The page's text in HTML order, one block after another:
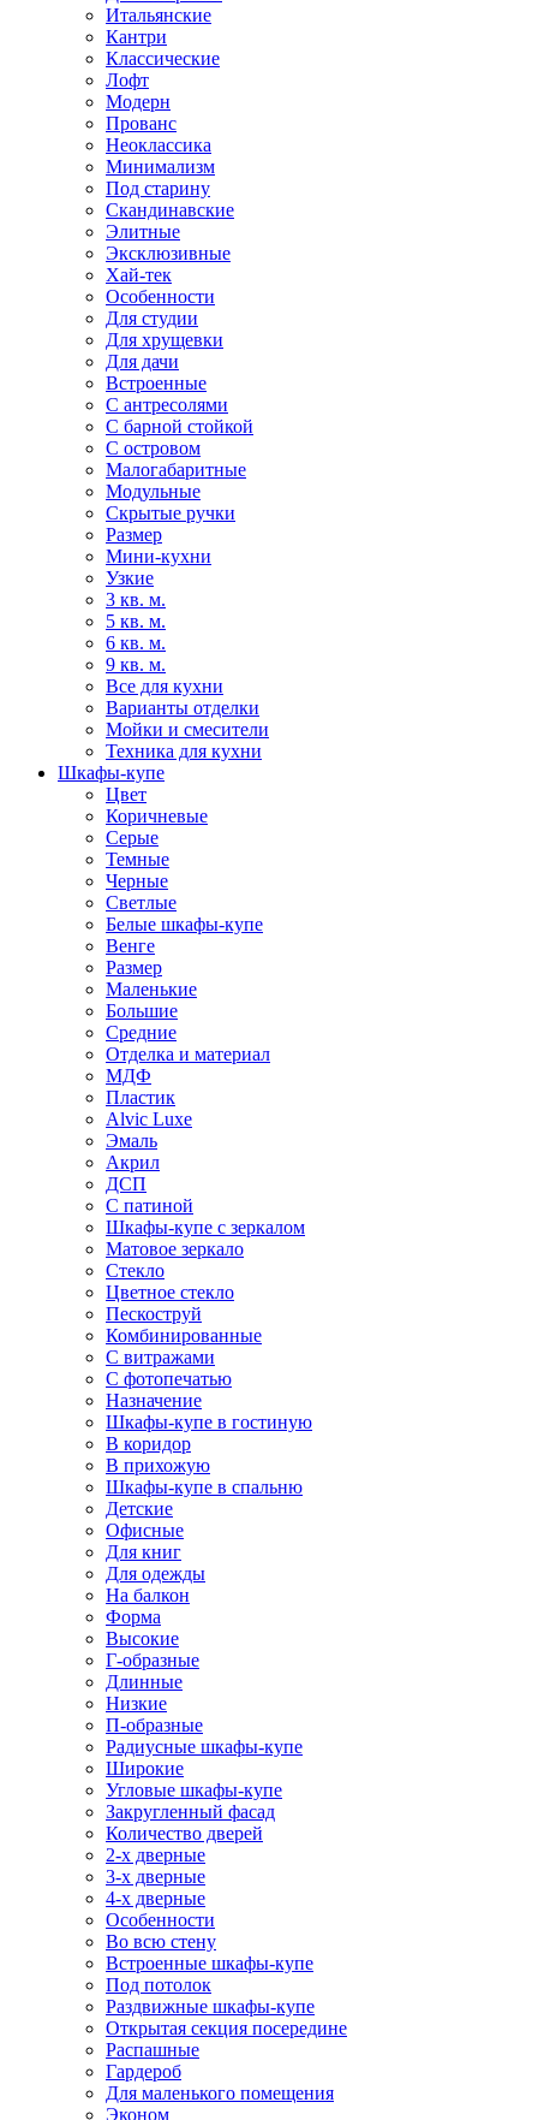
Итальянские
Кантри
Классические
Лофт
Модерн
Прованс
Неоклассика
Минимализм
Под старину
Скандинавские
Элитные
Эксклюзивные
Хай-тек
Особенности
Для студии
Для хрущевки
Для дачи
Встроенные
С антресолями
С барной стойкой
С островом
Малогабаритные
Модульные
Скрытые ручки
Размер
Мини-кухни
Узкие
3 кв. м.
5 кв. м.
6 кв. м.
9 кв. м.
Все для кухни
Варианты отделки
Мойки и смесители
Техника для кухни
Шкафы-купе
Цвет
Коричневые
Серые
Темные
Черные
Светлые
Белые шкафы-купе
Венге
Размер
Маленькие
Большие
Средние
Отделка и материал
МДФ
Пластик
Alvic Luxe
Эмаль
Акрил
ДСП
С патиной
Шкафы-купе с зеркалом
Матовое зеркало
Стекло
Цветное стекло
Пескоструй
Комбинированные
С витражами
С фотопечатью
Назначение
Шкафы-купе в гостиную
В коридор
В прихожую
Шкафы-купе в спальню
Детские
Офисные
Для книг
Для одежды
На балкон
Форма
Высокие
Г-образные
Длинные
Низкие
П-образные
Радиусные шкафы-купе
Широкие
Угловые шкафы-купе
Закругленный фасад
Количество дверей
2-х дверные
3-х дверные
4-х дверные
Особенности
Во всю стену
Встроенные шкафы-купе
Под потолок
Раздвижные шкафы-купе
Открытая секция посередине
Распашные
Гардероб
Для маленького помещения
Эконом